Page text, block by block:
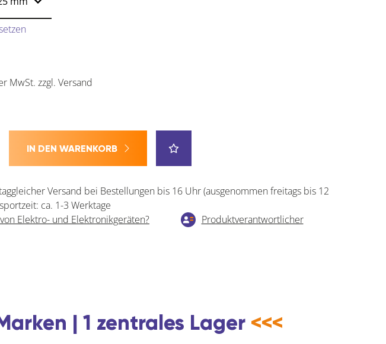
MwSt. zzgl. Versand
IN DEN WARENKORB
Versand bei Bestellungen bis 16 Uhr (ausgenommen freitags bis 12
ca. 1-3 Werktage
Elektro- und Elektronikgeräten?
Produktverantwortlicher
| 1 zentrales Lager <<<